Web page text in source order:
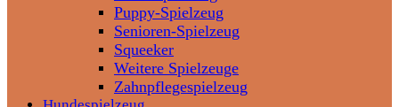
Puppy-Spielzeug
Senioren-Spielzeug
Squeeker
Weitere Spielzeuge
Zahnpflegespielzeug